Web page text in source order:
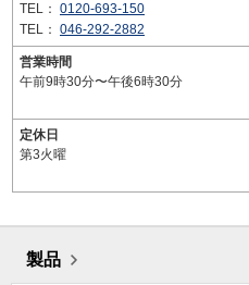
TEL： 0120-693-150
TEL： 046-292-2882
営業時間
午前9時30分〜午後6時30分
定休日
第3火曜
製品